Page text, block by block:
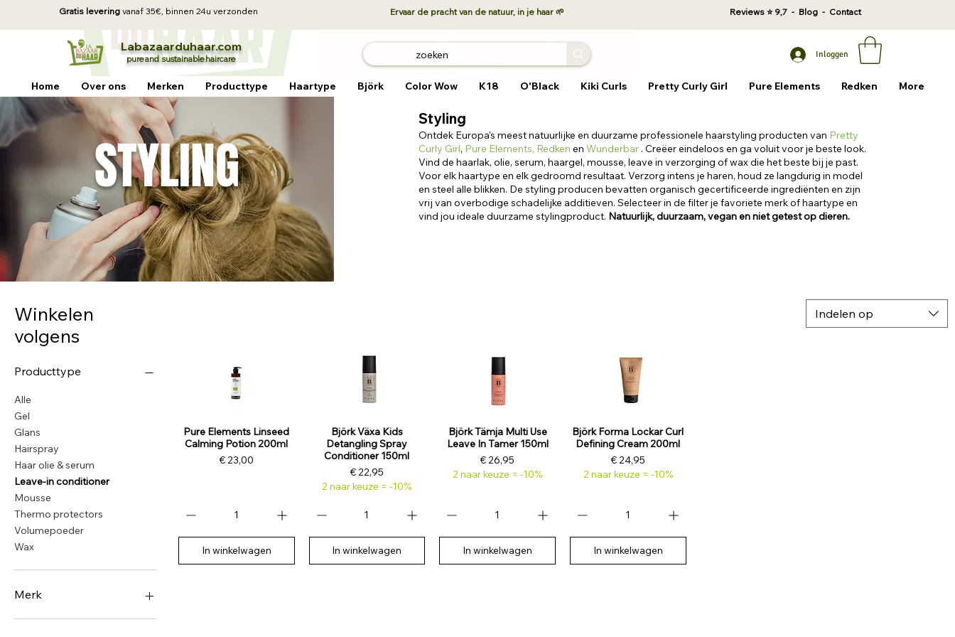
Gratis levering vanaf 35€, binnen 24u verzonden Ervaar de pracht van de natuur, in je haar 🌱 Reviews⭐ 9,7 - Blog- Contact
Labazaarduhaar.com
pure and sustainablehaircare Inloggen
Home Over ons Merken Producttype Haartype Björk Color Wow K18 O'Black Kiki Curls Pretty Curly Girl Pure Elements Redken More
STYLING
Styling
Ontdek Europa's meest natuurlijke en duurzame professionele haarstyling producten van Pretty
Curly Girl, Pure Elements, Redken en Wunderbar . Creëer eindeloos en ga voluit voor je beste look.
Vind de haarlak, olie, serum, haargel, mousse, leave in verzorging of wax die het beste bij je past.
Voor elk haartype en elk gedroomd resultaat. Verzorg intens je haren, houd ze langdurig in model
en steel alle blikken. De styling producen bevatten organisch gecertificeerde ingrediënten en zijn
vrij van overbodige schadelijke additieven. Selecteer in de filter je favoriete merk of haartype en
vind jou ideale duurzame stylingproduct. Natuurlijk, duurzaam, vegan en niet getest op dieren.
Winkelen
volgens
Producttype
Alle
Gel
Glans
Hairspray
Haar olie & serum
Leave-in conditioner
Mousse
Thermo protectors
Volumepoeder
Wax
Merk
Björk
Indelen op
Pure Elements Linseed
Calming Potion 200ml
Prijs
€ 23,00
In winkelwagen
Björk Växa Kids
Detangling Spray
Conditioner 150ml
Prijs
€ 22,95
2 naar keuze = -10%
In winkelwagen
Björk Tämja Multi Use
Leave In Tamer 150ml
Prijs
€ 26,95
2 naar keuze = -10%
In winkelwagen
Björk Forma Lockar Curl
Defining Cream 200ml
Prijs
€ 24,95
2 naar keuze = -10%
In winkelwagen